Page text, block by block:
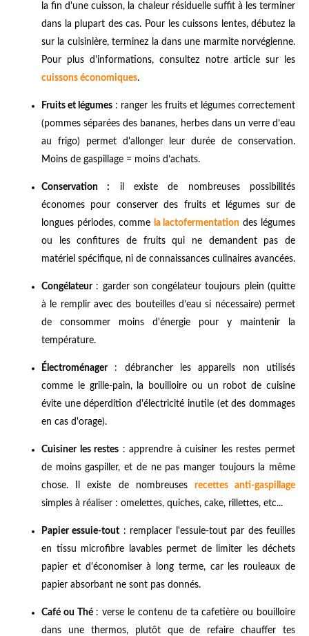
la fin d'une cuisson, la chaleur résiduelle suffit à les terminer
dans la plupart des cas. Pour les cuissons lentes, débutez la
sur la cuisinière, terminez la dans une marmite norvégienne.
Pour plus d'informations, consultez notre article sur les
cuissons économiques.
Fruits et légumes : ranger les fruits et légumes correctement
(pommes séparées des bananes, herbes dans un verre d’eau
au frigo) permet d'allonger leur durée de conservation.
Moins de gaspillage = moins d’achats.
Conservation : il existe de nombreuses possibilités
économes pour conserver des fruits et légumes sur de
longues périodes, comme la lactofermentation des légumes
ou les confitures de fruits qui ne demandent pas de
matériel spécifique, ni de connaissances culinaires avancées.
Congélateur: garder son congélateur toujours plein (quitte
à le remplir avec des bouteilles d’eau si nécessaire) permet
de consommer moins d'énergie pour y maintenir la
température.
Électroménager: débrancher les appareils non utilisés
comme le grille-pain, la bouilloire ou un robot de cuisine
évite une déperdition d'électricité inutile (et des dommages
en cas d'orage).
Cuisiner les restes : apprendre à cuisiner les restes permet
de moins gaspiller, et de ne pas manger toujours la même
chose. Il existe de nombreuses recettes anti-gaspillage
simples à réaliser : omelettes, quiches, cake, rillettes, etc...
Papier essuie-tout : remplacer l'essuie-tout par des feuilles
en tissu microfibre lavables permet de limiter les déchets
papier et d'économiser à long terme, car les rouleaux de
papier absorbant ne sont pas donnés.
Café ou Thé: verse le contenu de ta cafetière ou bouilloire
dans une thermos, plutôt que de refaire chauffer tes